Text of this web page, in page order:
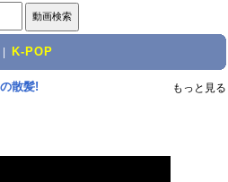
K-POP
散髪! もっと見る